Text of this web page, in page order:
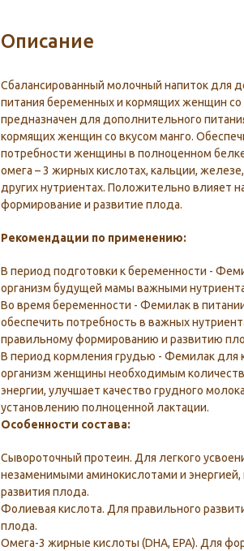
Описание
Сбалансированный молочный напиток для
питания беременных и кормящих женщин со
предназначен для дополнительного
кормящих женщин со вкусом манго.
потребности женщины в полноценном
омега – 3 жирных кислотах, кальции,
других нутриентах. Положительно влияет
формирование и развитие плода.
Рекомендации по применению:
В период подготовки к беременности -
организм будущей мамы важными
Во время беременности - Фемилак в
обеспечить потребность в важных
правильному формированию и развитию
В период кормления грудью - Фемилак для
организм женщины необходимым
энергии, улучшает качество грудного
установлению полноценной лактации.
Особенности состава:
Сывороточный протеин. Для легкого
незаменимыми аминокислотами и
развития плода.
Фолиевая кислота. Для правильного
плода.
Омега-3 жирные кислоты (DHA, EPA). Для